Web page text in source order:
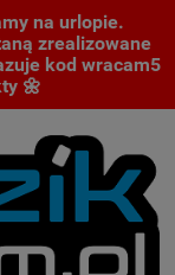
na urlopie.
zrealizowane
kod wracam5
🌼